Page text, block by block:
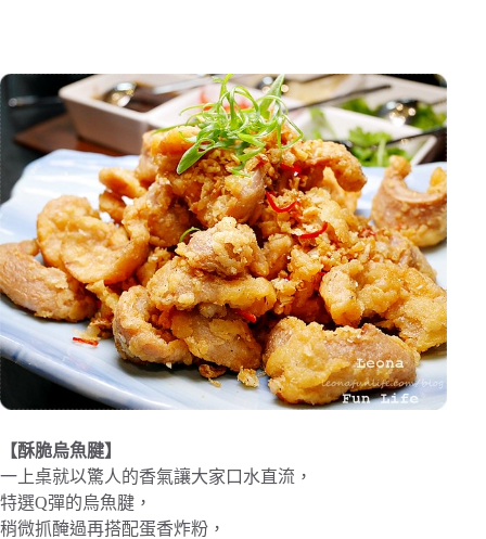
【酥脆烏魚腱】
一上桌就以驚人的香氣讓大家口水直流，
特選Q彈的烏魚腱，
稍微抓醃過再搭配蛋香炸粉，